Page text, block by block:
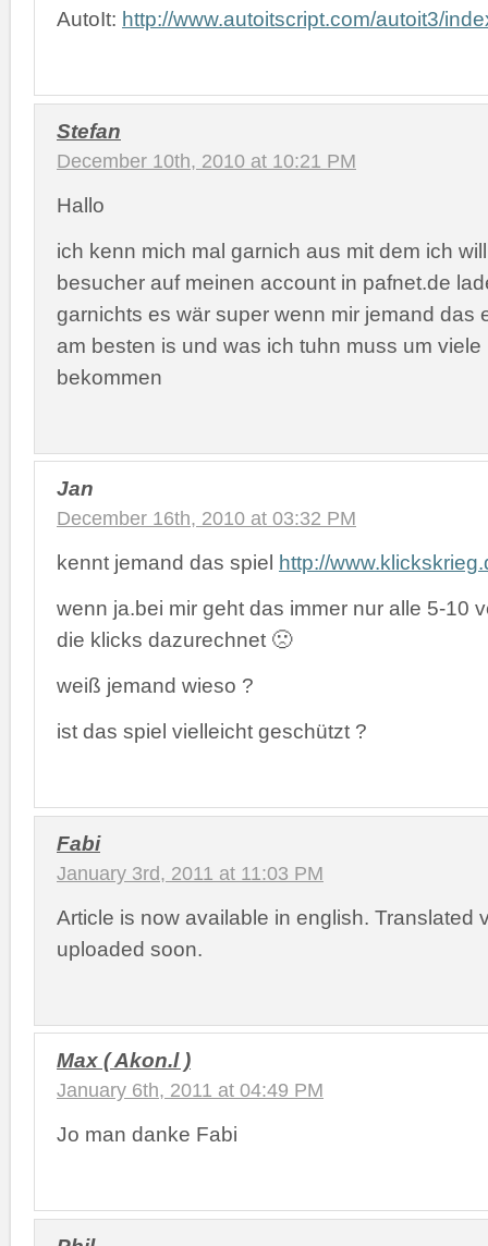
AutoIt: http://www.autoitscript.com/autoit3/
Stefan
December 10th, 2010 at 10:21 PM
Hallo
ich kenn mich mal garnich aus mit dem ich
besucher auf meinen account in pafnet.de
garnichts es wär super wenn mir jemand das
am besten is und was ich tuhn muss um
bekommen
Jan
December 16th, 2010 at 03:32 PM
kennt jemand das spiel http://
wenn ja.bei mir geht das immer nur alle 5-10
die klicks dazurechnet 🙁
weiß jemand wieso ?
ist das spiel vielleicht geschützt ?
Fabi
January 3rd, 2011 at 11:03 PM
Article is now available in english. Translated
uploaded soon.
Max ( Akon.l )
January 6th, 2011 at 04:49 PM
Jo man danke Fabi